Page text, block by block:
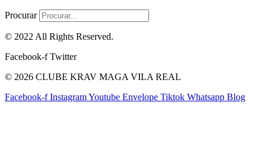
Procurar
© 2022 All Rights Reserved.
Facebook-f Twitter
© 2026 CLUBE KRAV MAGA VILA REAL
Facebook-f InstagramYoutube Envelope Tiktok Whatsapp Blog